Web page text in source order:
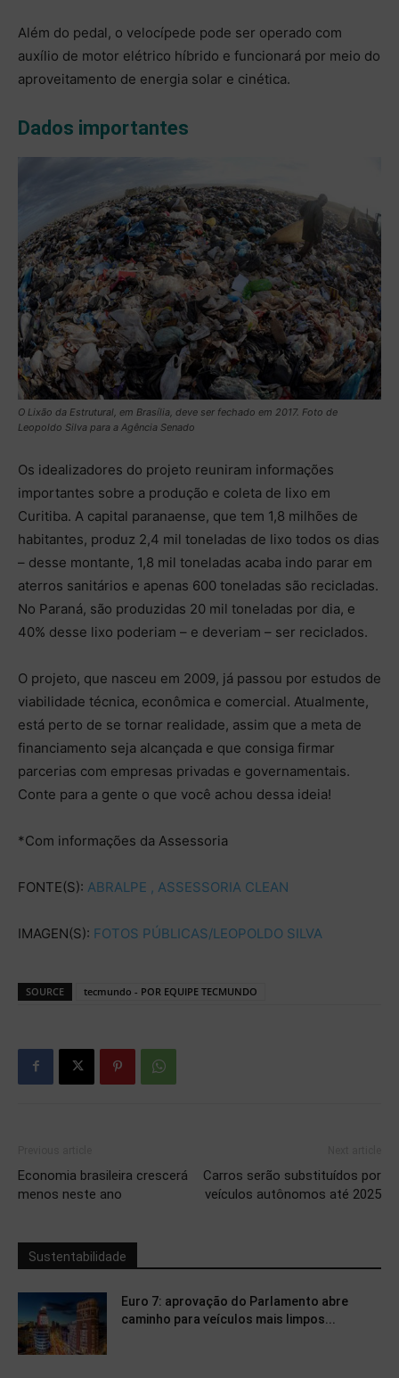
Além do pedal, o velocípede pode ser operado com
auxílio de motor elétrico híbrido e funcionará por meio do
aproveitamento de energia solar e cinética.
Dados importantes
O Lixão da Estrutural, em Brasília, deve ser fechado em 2017. Foto de
Leopoldo Silva para a Agência Senado
Os idealizadores do projeto reuniram informações
importantes sobre a produção e coleta de lixo em
Curitiba. A capital paranaense, que tem 1,8 milhões de
habitantes, produz 2,4 mil toneladas de lixo todos os dias
– desse montante, 1,8 mil toneladas acaba indo parar em
aterros sanitários e apenas 600 toneladas são recicladas.
No Paraná, são produzidas 20 mil toneladas por dia, e
40% desse lixo poderiam – e deveriam – ser reciclados.
O projeto, que nasceu em 2009, já passou por estudos de
viabilidade técnica, econômica e comercial. Atualmente,
está perto de se tornar realidade, assim que a meta de
financiamento seja alcançada e que consiga firmar
parcerias com empresas privadas e governamentais.
Conte para a gente o que você achou dessa ideia!
*Com informações da Assessoria
FONTE(S): ABRALPE , ASSESSORIA CLEAN
IMAGEN(S): FOTOS PÚBLICAS/LEOPOLDO SILVA
SOURCE tecmundo - POR EQUIPE TECMUNDO
Economia brasileira crescerá
menos neste ano
Carros serão substituídos por
veículos autônomos até 2025
Sustentabilidade
Euro 7: aprovação do Parlamento abre
caminho para veículos mais limpos...